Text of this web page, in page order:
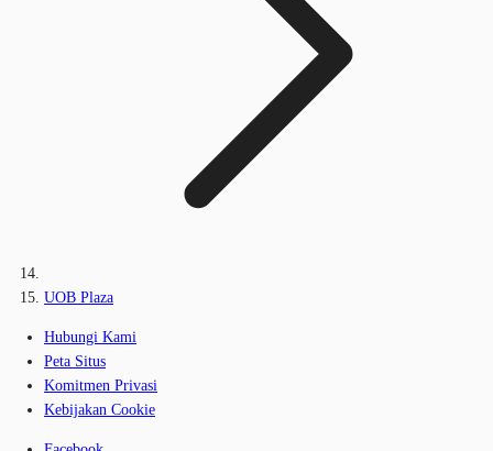
UOB Plaza
Hubungi Kami
Peta Situs
Komitmen Privasi
Kebijakan Cookie